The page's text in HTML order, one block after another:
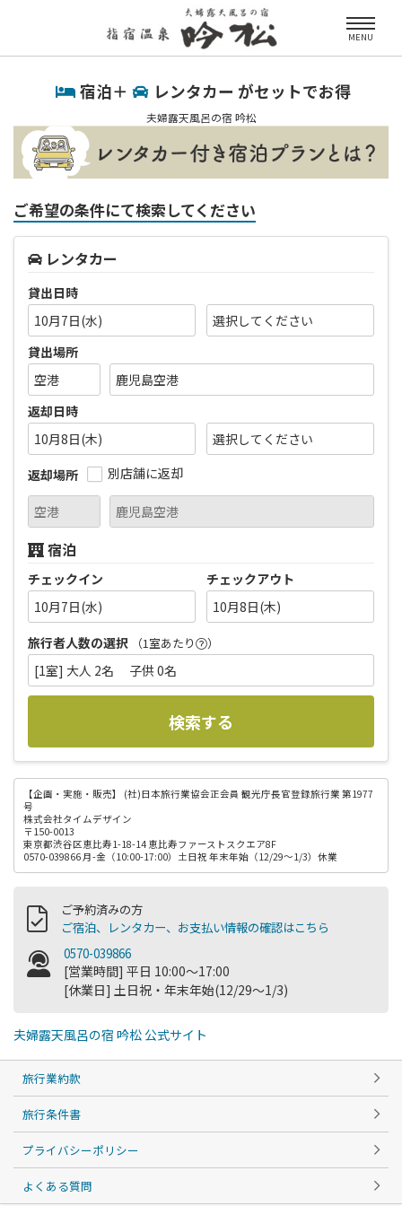
MENU
宿泊＋ レンタカー がセットでお得
夫婦露天風呂の宿 吟松
ご希望の条件にて検索してください
レンタカー
貸出日時
10月7日(水)
貸出場所
返却日時
10月8日(木)
返却場所
別店舗に返却
宿泊
チェックイン
10月7日(水)
チェックアウト
10月8日(木)
旅行者人数の選択
（1室あたり ）
[1室] 大人 2名 子供 0名
検索する
【企画・実施・販売】
(社)日本旅行業協会正会員 観光庁長官登録旅行業 第1977
号
株式会社タイムデザイン
〒150-0013
東京都渋谷区恵比寿1-18-14 恵比寿ファーストスクエア8F
0570-039866 月-金（10:00-17:00）土日祝 年末年始（12/29～1/3）休業
ご予約済みの方
ご宿泊、レンタカー、お支払い情報の確認はこちら
0570-039866
[営業時間] 平日 10:00～17:00
[休業日] 土日祝・年末年始(12/29～1/3)
夫婦露天風呂の宿 吟松 公式サイト
旅行業約款
旅行条件書
プライバシーポリシー
よくある質問